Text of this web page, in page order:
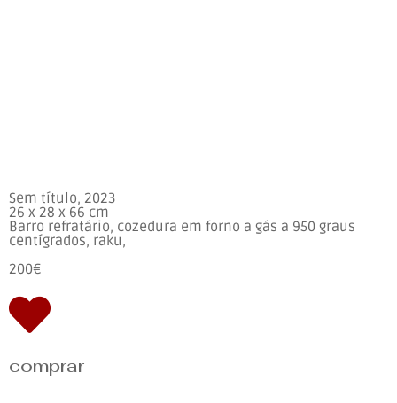
Sem título, 2023
26 x 28 x 66 cm
Barro refratário, cozedura em forno a gás a 950 graus
centígrados, raku,
200€
comprar